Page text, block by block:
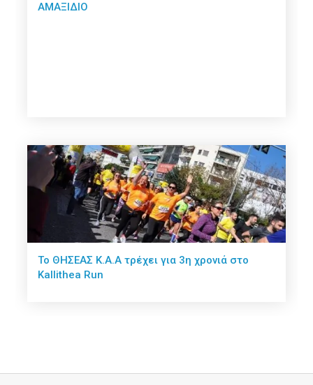
ΑΜΑΞΙΔΙΟ
Το ΘΗΣΕΑΣ Κ.Α.Α τρέχει για 3η χρονιά στο
Kallithea Run